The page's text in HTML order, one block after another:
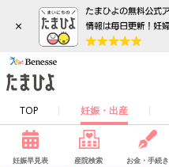
×
TOP 妊娠・出産
妊娠早見表 産院検索 お金・手続き